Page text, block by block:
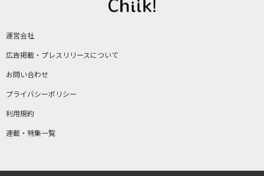
運営会社
広告掲載・プレスリリースについて
お問い合わせ
プライバシーポリシー
利用規約
連載・特集一覧